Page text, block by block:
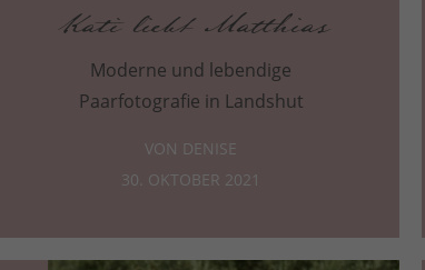
Kati liebt Matthias
Moderne und lebendige
Paarfotografie in Landshut
VON DENISE
30. OKTOBER 2021